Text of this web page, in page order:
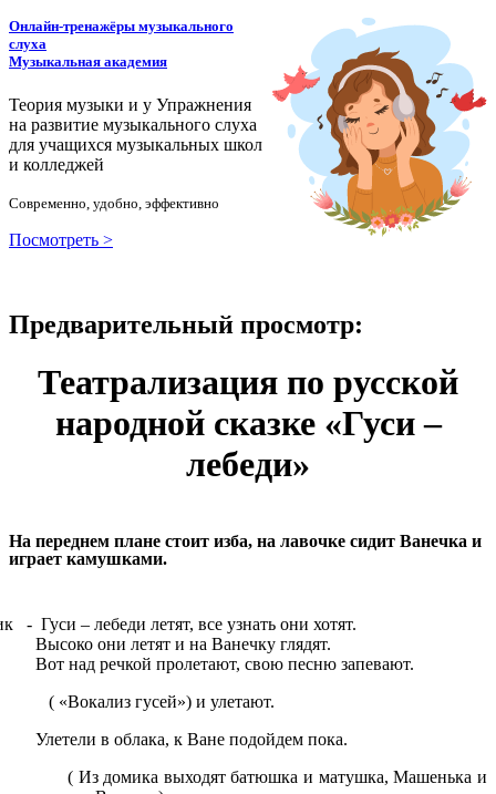
Онлайн-тренажёры музыкального
слуха
Музыкальная академия
Теория музыки и у Упражнения
на развитие музыкального слуха
для учащихся музыкальных школ
и колледжей
Современно, удобно, эффективно
Посмотреть >
Предварительный просмотр:
Театрализация по русской
народной сказке «Гуси –
лебеди»
На переднем плане стоит изба, на лавочке сидит Ванечка и
играет камушками.
- Гуси – лебеди летят, все узнать они хотят.
они летят и на Ванечку глядят.
речкой пролетают, свою песню запевают.
гусей») и улетают.
в облака, к Ване подойдем пока.
выходят батюшка и матушка, Машенька и